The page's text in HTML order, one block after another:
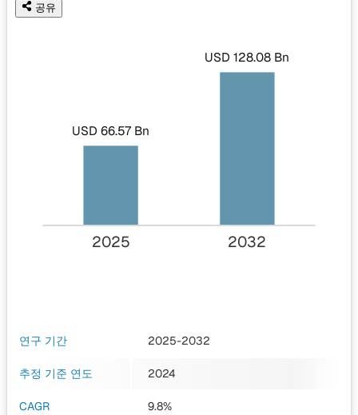
공유
USD 66.57 Bn
USD 128.08 Bn
2025 2032
연구 기간 2025-2032
추정 기준 연도 2024
CAGR 9.8%